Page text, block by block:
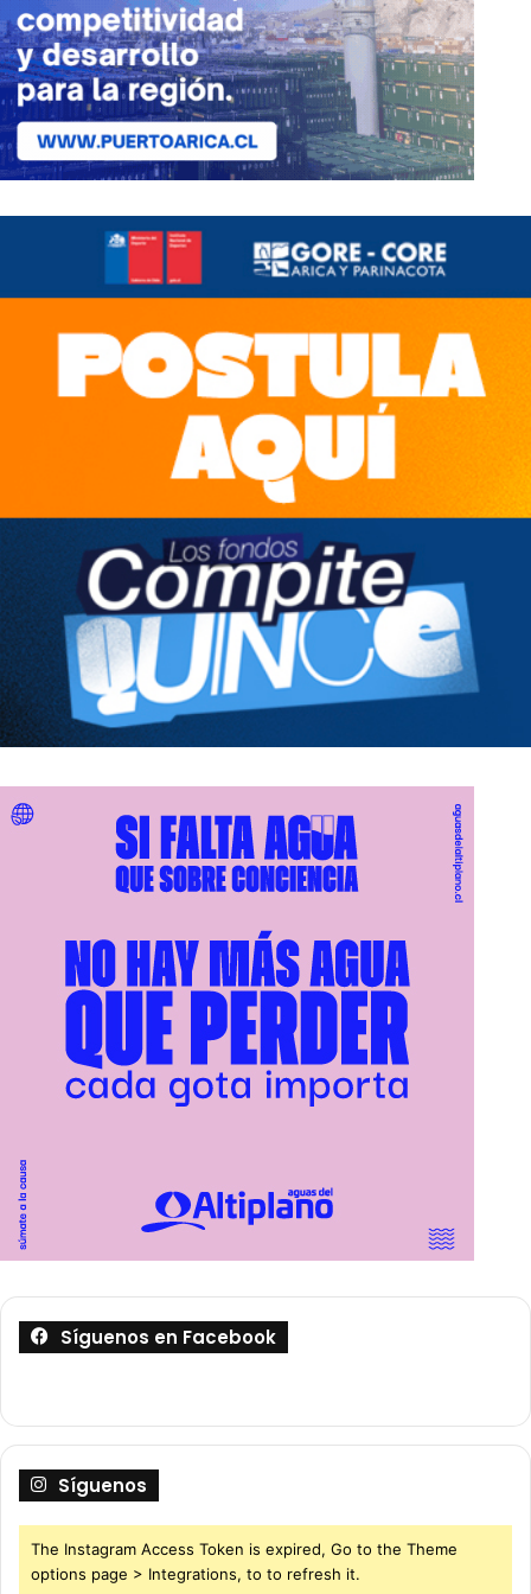
Síguenos en Facebook
Síguenos
The Instagram Access Token is expired, Go to the Theme
options page > Integrations, to to refresh it.